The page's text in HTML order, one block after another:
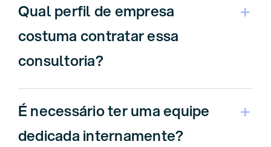
Qual perfil de empresa
costuma contratar essa
consultoria?
É necessário ter uma equipe
dedicada internamente?